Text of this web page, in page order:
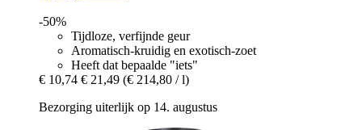
-50%
Tijdloze, verfijnde geur
Aromatisch-kruidig en exotisch-zoet
Heeft dat bepaalde "iets"
€ 10,74 € 21,49 (€ 214,80 / l)
Bezorging uiterlijk op 14. augustus